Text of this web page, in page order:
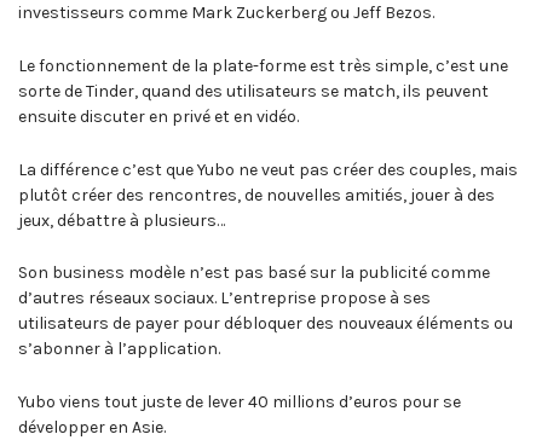
investisseurs comme Mark Zuckerberg ou Jeff Bezos.
Le fonctionnement de la plate-forme est très simple, c’est une
sorte de Tinder, quand des utilisateurs se match, ils peuvent
ensuite discuter en privé et en vidéo.
La différence c’est que Yubo ne veut pas créer des couples, mais
plutôt créer des rencontres, de nouvelles amitiés, jouer à des
jeux, débattre à plusieurs…
Son business modèle n’est pas basé sur la publicité comme
d’autres réseaux sociaux. L’entreprise propose à ses
utilisateurs de payer pour débloquer des nouveaux éléments ou
s’abonner à l’application.
Yubo viens tout juste de lever 40 millions d’euros pour se
développer en Asie.